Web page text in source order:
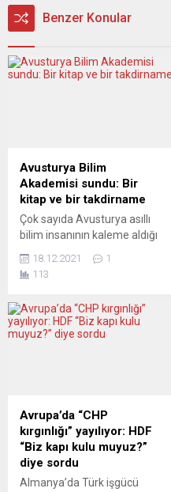
Benzer Konular
Avusturya Bilim
Akademisi sundu: Bir
kitap ve bir takdirname
Çok sayıda Avusturya asıllı
bilim insanının kaleme aldığı
oluşan “Burgenland’ın 100
Yılı – Uluslararası Bir Sınır
tanıtım toplantısı bir bilgi
şölenine dönüştü. Kitabı
Belgesi” sunuldu.
Takdirname, Avusturya
Bilim...
18.12.2021
1
113
Avrupa’da “CHP
kırgınlığı” yayılıyor: HDF
“Biz kapı kulu muyuz?”
diye sordu
Almanya’da Türk işgücü